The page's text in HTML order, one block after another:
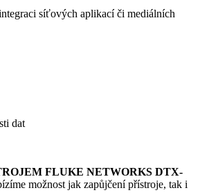
síťových aplikací či mediálních
dat
FLUKE NETWORKS DTX-
možnost jak zapůjčení přístroje, tak i